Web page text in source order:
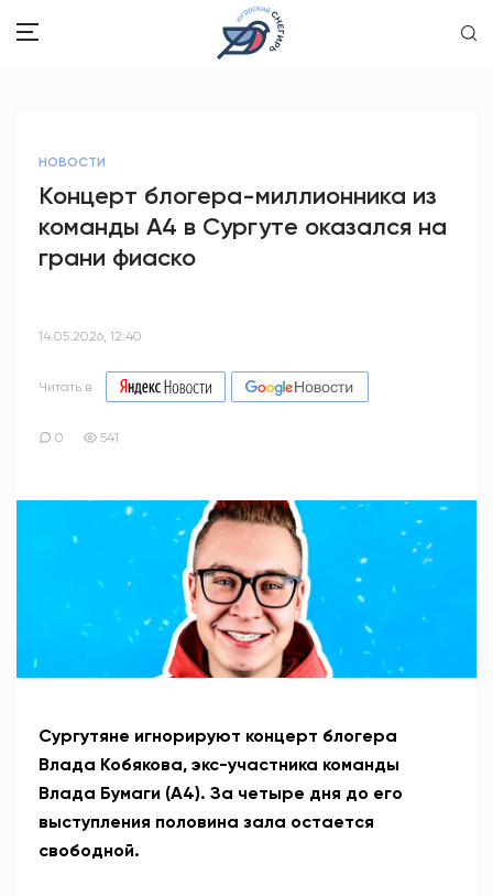
ОБРАЗОВАНИЕ
СПОРТ
АНТИТЕРРОР
НОВОСТИ
ОФИЦИАЛЬНО
Вход / Регистрация
НОВОСТИ
Концерт блогера-миллионника из
команды А4 в Сургуте оказался на
грани фиаско
14.05.2026, 12:40
Читать в
0 541
Сургутяне игнорируют концерт блогера
Влада Кобякова, экс-участника команды
Влада Бумаги (А4). За четыре дня до его
выступления половина зала остается
свободной.